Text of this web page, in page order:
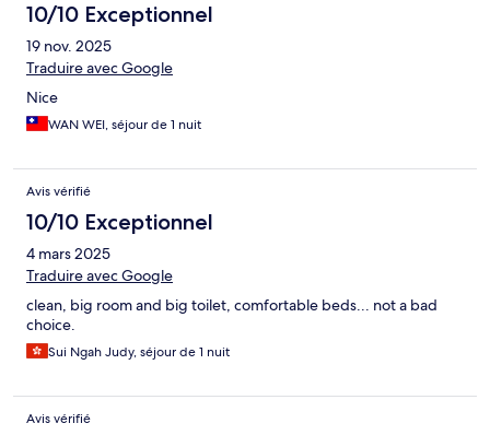
10/10 Exceptionnel
19 nov. 2025
Traduire avec Google
Nice
WAN WEI, séjour de 1 nuit
Avis vérifié
10/10 Exceptionnel
4 mars 2025
Traduire avec Google
clean, big room and big toilet, comfortable beds... not a bad
choice.
Sui Ngah Judy, séjour de 1 nuit
Avis vérifié